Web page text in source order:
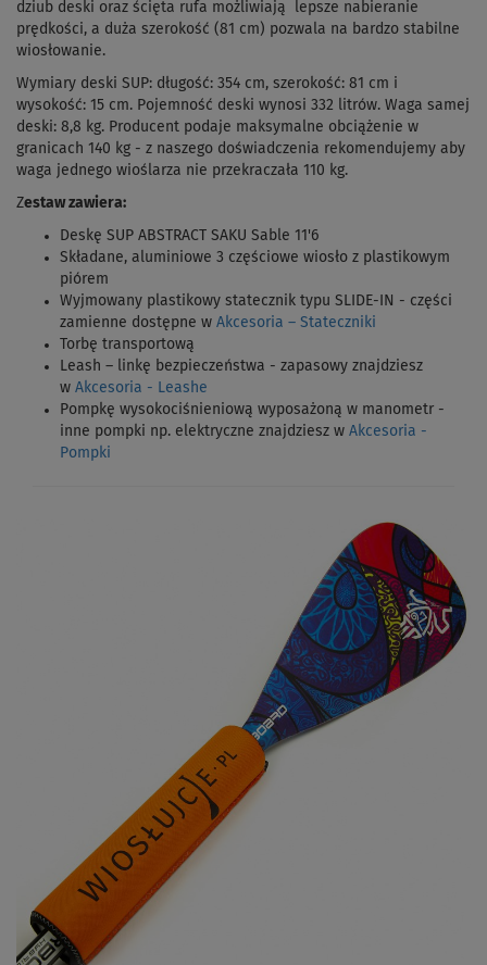
dziub deski oraz ścięta rufa możliwiają lepsze nabieranie
prędkości, a duża szerokość (81 cm) pozwala na bardzo stabilne
wiosłowanie.
Wymiary deski SUP: długość: 354 cm, szerokość: 81 cm i
wysokość: 15 cm. Pojemność deski wynosi 332 litrów. Waga samej
deski: 8,8 kg. Producent podaje maksymalne obciążenie w
granicach 140 kg - z naszego doświadczenia rekomendujemy aby
waga jednego wioślarza nie przekraczała 110 kg.
Zestaw zawiera:
Deskę SUP ABSTRACT SAKU Sable 11'6
Składane, aluminiowe 3 częściowe wiosło z plastikowym
piórem
Wyjmowany plastikowy statecznik typu SLIDE-IN - części
zamienne dostępne w Akcesoria – Stateczniki
Torbę transportową
Leash – linkę bezpieczeństwa - zapasowy znajdziesz
w Akcesoria - Leashe
Pompkę wysokociśnieniową wyposażoną w manometr -
inne pompki np. elektryczne znajdziesz w Akcesoria -
Pompki